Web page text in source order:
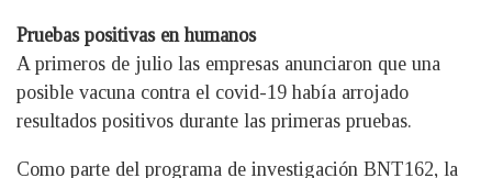
Pruebas positivas en humanos
A primeros de julio las empresas anunciaron que una
posible vacuna contra el covid-19 había arrojado
resultados positivos durante las primeras pruebas.
Como parte del programa de investigación BNT162, la